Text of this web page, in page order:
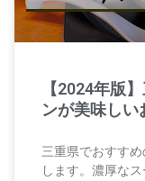
【2024年版
ンが美味しい
三重県でおすす
します。濃厚な